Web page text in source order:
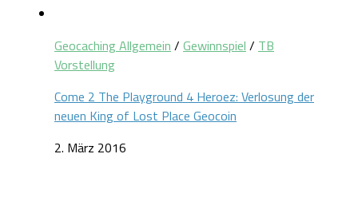
Geocaching Allgemein / Gewinnspiel / TB
Vorstellung
Come 2 The Playground 4 Heroez: Verlosung der
neuen King of Lost Place Geocoin
2. März 2016